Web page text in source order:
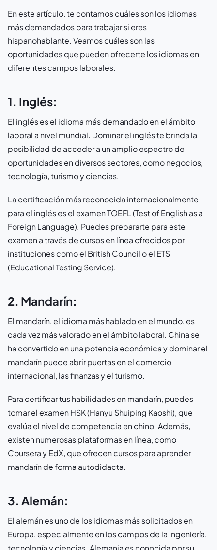
En este artículo, te contamos cuáles son los idiomas
más demandados para trabajar si eres
hispanohablante. Veamos cuáles son las
oportunidades que pueden ofrecerte los idiomas en
diferentes campos laborales.
1. Inglés:
El inglés es el idioma más demandado en el ámbito
laboral a nivel mundial. Dominar el inglés te brinda la
posibilidad de acceder a un amplio espectro de
oportunidades en diversos sectores, como negocios,
tecnología, turismo y ciencias.
La certificación más reconocida internacionalmente
para el inglés es el examen TOEFL (Test of English as a
Foreign Language). Puedes prepararte para este
examen a través de cursos en línea ofrecidos por
instituciones como el British Council o el ETS
(Educational Testing Service).
2. Mandarín:
El mandarín, el idioma más hablado en el mundo, es
cada vez más valorado en el ámbito laboral. China se
ha convertido en una potencia económica y dominar el
mandarín puede abrir puertas en el comercio
internacional, las finanzas y el turismo.
Para certificar tus habilidades en mandarín, puedes
tomar el examen HSK (Hanyu Shuiping Kaoshi), que
evalúa el nivel de competencia en chino. Además,
existen numerosas plataformas en línea, como
Coursera y EdX, que ofrecen cursos para aprender
mandarín de forma autodidacta.
3. Alemán:
El alemán es uno de los idiomas más solicitados en
Europa, especialmente en los campos de la ingeniería,
tecnología y ciencias. Alemania es conocida por su